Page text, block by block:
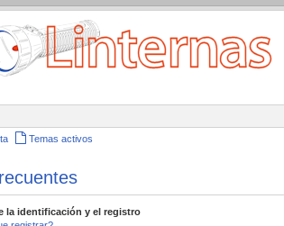
Temas activos
la identificación y el registro